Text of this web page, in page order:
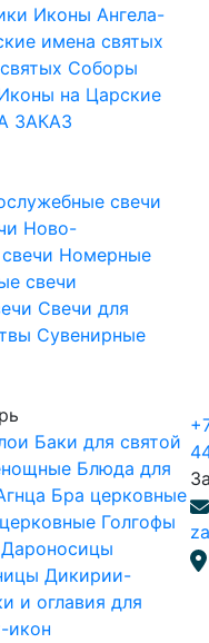
Иконы Ангела-
имена святых
Соборы
на Царские
ЗАКАЗ
свечи
Ново-
Номерные
свечи
Свечи для
Сувенирные
Баки для святой
Блюда для
Бра церковные
Голгофы
Дароносицы
Дикирии-
и оглавия для
икон